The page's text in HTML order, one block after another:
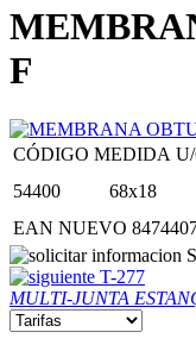
F
CÓDIGO MEDIDA
54400
68x18
EAN NUEVO
T-277
MULTI-JUNTA